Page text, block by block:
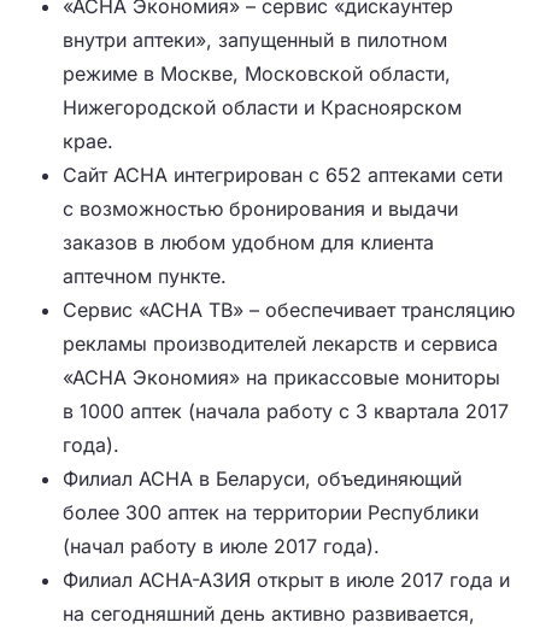
«АСНА Экономия» – сервис «дискаунтер
внутри аптеки», запущенный в пилотном
режиме в Москве, Московской области,
Нижегородской области и Красноярском
крае.
Сайт АСНА интегрирован с 652 аптеками сети
с возможностью бронирования и выдачи
заказов в любом удобном для клиента
аптечном пункте.
Сервис «АСНА ТВ» – обеспечивает трансляцию
рекламы производителей лекарств и сервиса
«АСНА Экономия» на прикассовые мониторы
в 1000 аптек (начала работу с 3 квартала 2017
года).
Филиал АСНА в Беларуси, объединяющий
более 300 аптек на территории Республики
(начал работу в июле 2017 года).
Филиал АСНА-АЗИЯ открыт в июле 2017 года и
на сегодняшний день активно развивается,